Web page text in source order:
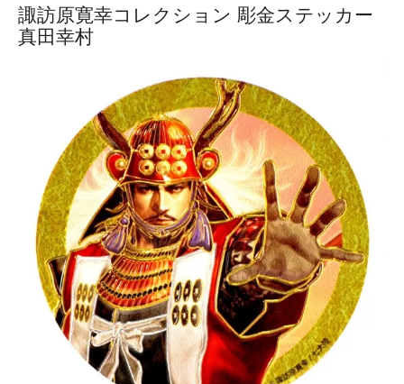
諏訪原寛幸コレクション 彫金ステッカー
真田幸村